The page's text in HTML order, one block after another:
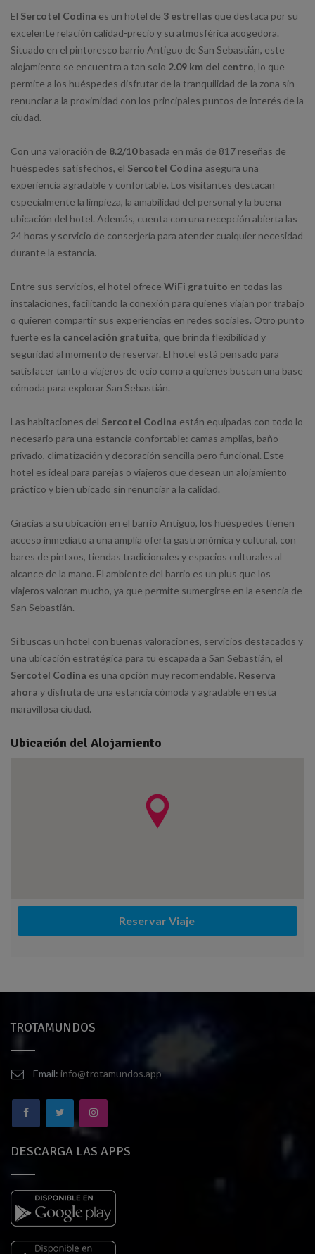
El Sercotel Codina es un hotel de 3 estrellas que destaca por su
excelente relación calidad-precio y su atmosférica acogedora.
Situado en el pintoresco barrio Antiguo de San Sebastián, este
alojamiento se encuentra a tan solo 2.09 km del centro, lo que
permite a los huéspedes disfrutar de la tranquilidad de la zona sin
renunciar a la proximidad con los principales puntos de interés de la
ciudad.
Con una valoración de 8.2/10basada en más de 817 reseñas de
huéspedes satisfechos, el Sercotel Codina asegura una
experiencia agradable y confortable. Los visitantes destacan
especialmente la limpieza, la amabilidad del personal y la buena
ubicación del hotel. Además, cuenta con una recepción abierta las
24 horas y servicio de conserjería para atender cualquier necesidad
durante la estancia.
Entre sus servicios, el hotel ofrece WiFi gratuito en todas las
instalaciones, facilitando la conexión para quienes viajan por trabajo
o quieren compartir sus experiencias en redes sociales. Otro punto
fuerte es la cancelación gratuita, que brinda flexibilidad y
seguridad al momento de reservar. El hotel está pensado para
satisfacer tanto a viajeros de ocio como a quienes buscan una base
cómoda para explorar San Sebastián.
Las habitaciones del Sercotel Codina están equipadas con todo lo
necesario para una estancia confortable: camas amplias, baño
privado, climatización y decoración sencilla pero funcional. Este
hotel es ideal para parejas o viajeros que desean un alojamiento
práctico y bien ubicado sin renunciar a la calidad.
Gracias a su ubicación en el barrio Antiguo, los huéspedes tienen
acceso inmediato a una amplia oferta gastronómica y cultural, con
bares de pintxos, tiendas tradicionales y espacios culturales al
alcance de la mano. El ambiente del barrio es un plus que los
viajeros valoran mucho, ya que permite sumergirse en la esencia de
San Sebastián.
Si buscas un hotel con buenas valoraciones, servicios destacados y
una ubicación estratégica para tu escapada a San Sebastián, el
Sercotel Codina es una opción muy recomendable. Reserva
ahora y disfruta de una estancia cómoda y agradable en esta
maravillosa ciudad.
Ubicación del Alojamiento
Reservar Viaje
TROTAMUNDOS
Email: info@trotamundos.app
DESCARGA LAS APPS